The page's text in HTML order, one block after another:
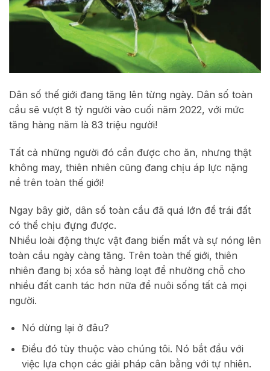
Dân số thế giới đang tăng lên từng ngày. Dân số toàn
cầu sẽ vượt 8 tỷ người vào cuối năm 2022, với mức
tăng hàng năm là 83 triệu người!
Tất cả những người đó cần được cho ăn, nhưng thật
không may, thiên nhiên cũng đang chịu áp lực nặng
nề trên toàn thế giới!
Ngay bây giờ, dân số toàn cầu đã quá lớn để trái đất
có thể chịu đựng được.
Nhiều loài động thực vật đang biến mất và sự nóng lên
toàn cầu ngày càng tăng. Trên toàn thế giới, thiên
nhiên đang bị xóa sổ hàng loạt để nhường chỗ cho
nhiều đất canh tác hơn nữa để nuôi sống tất cả mọi
người.
Nó dừng lại ở đâu?
Điều đó tùy thuộc vào chúng tôi. Nó bắt đầu với
việc lựa chọn các giải pháp cân bằng với tự nhiên.